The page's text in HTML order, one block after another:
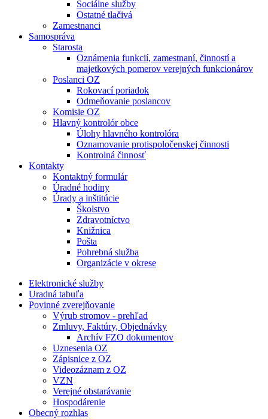
Sociálne služby
Ostatné tlačivá
Zamestnanci
Samospráva
Starosta
Oznámenia funkcií, zamestnaní, činností a
majetkových pomerov verejných funkcionárov
Poslanci OZ
Rokovací poriadok
Odmeňovanie poslancov
Komisie OZ
Hlavný kontrolór obce
Úlohy hlavného kontrolóra
Oznamovanie protispoločenskej činnosti
Kontrolná činnosť
Kontakty
Kontaktný formulár
Úradné hodiny
Úrady a inštitúcie
Školstvo
Zdravotníctvo
Knižnica
Pošta
Pohrebná služba
Organizácie v okrese
Elektronické služby
Uradná tabuľa
Povinné zverejňovanie
Výrub stromov - prehľad
Zmluvy, Faktúry, Objednávky
Archív FZO dokumentov
Uznesenia OZ
Zápisnice z OZ
Videozáznam z OZ
VZN
Verejné obstarávanie
Hospodárenie
Obecný rozhlas